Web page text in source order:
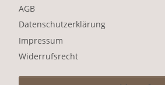
AGB
Datenschutzerklärung
Impressum
Widerrufsrecht